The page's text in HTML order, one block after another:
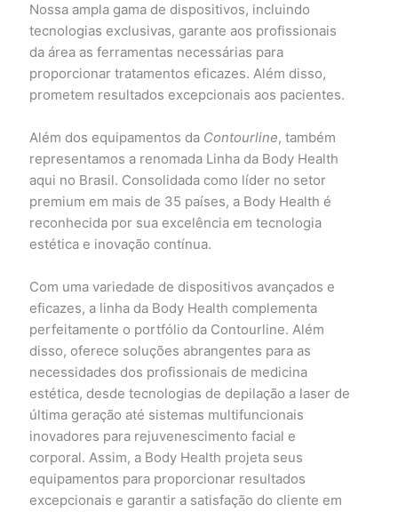
Nossa ampla gama de dispositivos, incluindo
tecnologias exclusivas, garante aos profissionais
da área as ferramentas necessárias para
proporcionar tratamentos eficazes. Além disso,
prometem resultados excepcionais aos pacientes.
Além dos equipamentos da Contourline, também
representamos a renomada Linha da Body Health
aqui no Brasil. Consolidada como líder no setor
premium em mais de 35 países, a Body Health é
reconhecida por sua excelência em tecnologia
estética e inovação contínua.
Com uma variedade de dispositivos avançados e
eficazes, a linha da Body Health complementa
perfeitamente o portfólio da Contourline. Além
disso, oferece soluções abrangentes para as
necessidades dos profissionais de medicina
estética, desde tecnologias de depilação a laser de
última geração até sistemas multifuncionais
inovadores para rejuvenescimento facial e
corporal. Assim, a Body Health projeta seus
equipamentos para proporcionar resultados
excepcionais e garantir a satisfação do cliente em